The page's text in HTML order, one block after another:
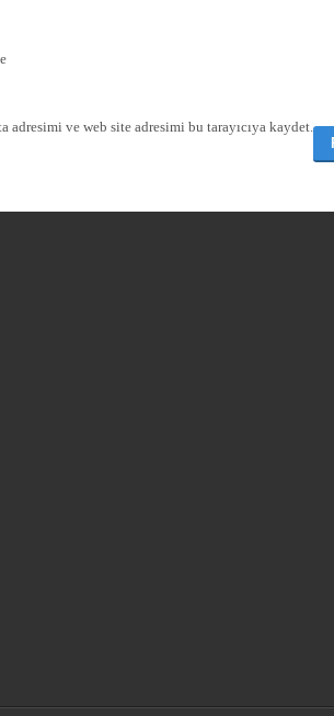
adresimi ve web site adresimi bu tarayıcıya kaydet.